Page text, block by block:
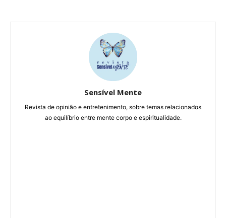
Sensível Mente
Revista de opinião e entretenimento, sobre temas relacionados
ao equilíbrio entre mente corpo e espiritualidade.